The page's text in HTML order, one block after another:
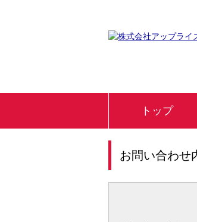
トップ
お問い合わせ